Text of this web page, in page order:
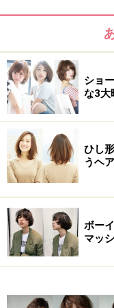
ウルフカット
ショ
な3大
ひし
うヘ
ボー
マッ